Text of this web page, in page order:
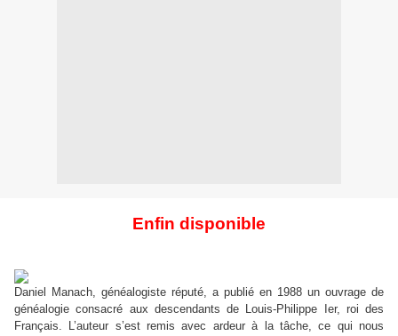
Enfin disponible
Daniel Manach, généalogiste réputé, a publié en 1988 un ouvrage de
généalogie consacré aux descendants de Louis-Philippe Ier, roi des
Français. L’auteur s’est remis avec ardeur à la tâche, ce qui nous